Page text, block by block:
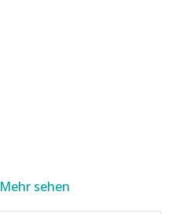
Mehr sehen